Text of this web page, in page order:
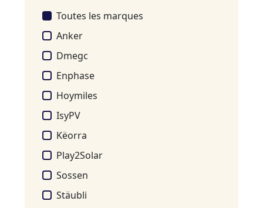
Toutes les marques
Anker
Dmegc
Enphase
Hoymiles
IsyPV
Këorra
Play2Solar
Sossen
Stäubli